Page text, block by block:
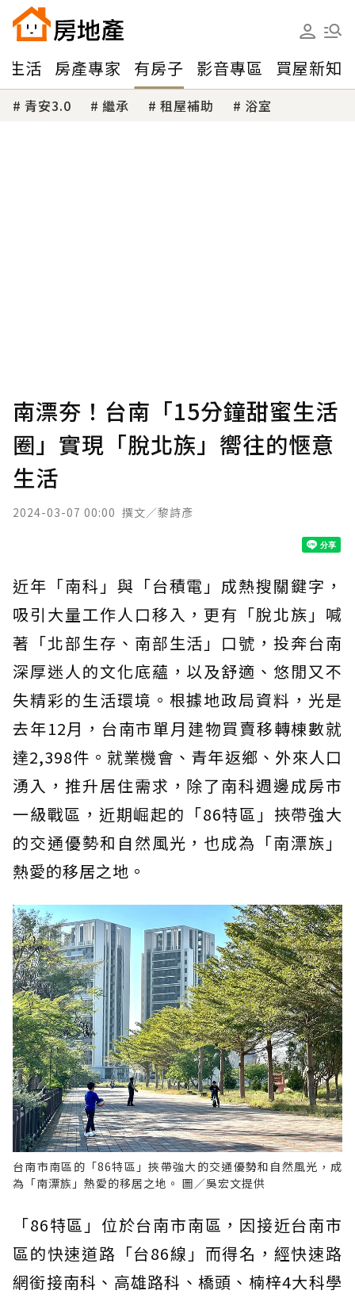
生活 房產專家 有房子 影音專區 買屋新知
青安3.0 繼承 租屋補助 浴室
南漂夯！台南「15分鐘甜蜜生活
圈」實現「脫北族」嚮往的愜意
生活
2024-03-07 00:00 撰文／黎詩彥
近年「南科」與「台積電」成熱搜關鍵字，
吸引大量工作人口移入，更有「脫北族」喊
著「北部生存、南部生活」口號，投奔台南
深厚迷人的文化底蘊，以及舒適、悠閒又不
失精彩的生活環境。根據地政局資料，光是
去年12月，台南市單月建物買賣移轉棟數就
達2,398件。就業機會、青年返鄉、外來人口
湧入，推升居住需求，除了南科週邊成房市
一級戰區，近期崛起的「86特區」挾帶強大
的交通優勢和自然風光，也成為「南漂族」
熱愛的移居之地。
台南市南區的「86特區」挾帶強大的交通優勢和自然風光，成
為「南漂族」熱愛的移居之地。 圖／吳宏文提供
「86特區」位於台南市南區，因接近台南市
區的快速道路「台86線」而得名，經快速路
網銜接南科、高雄路科、橋頭、楠梓4大科學